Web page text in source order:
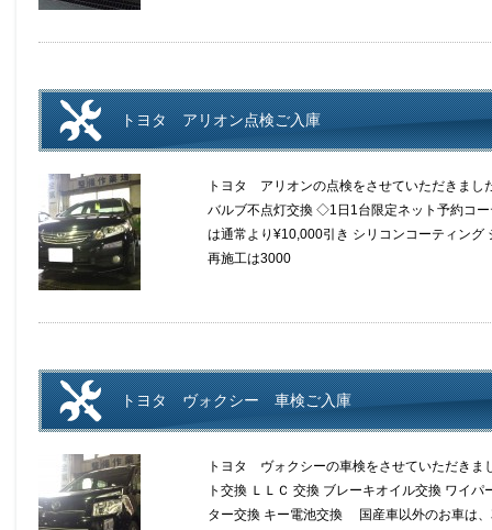
トヨタ アリオン点検ご入庫
トヨタ アリオンの点検をさせていただきまし
バルブ不点灯交換 ◇1日1台限定ネット予約コ
は通常より¥10,000引き シリコンコーティング
再施工は3000
トヨタ ヴォクシー 車検ご入庫
トヨタ ヴォクシーの車検をさせていただきま
ト交換 ＬＬＣ 交換 ブレーキオイル交換 ワイ
ター交換 キー電池交換 国産車以外のお車は